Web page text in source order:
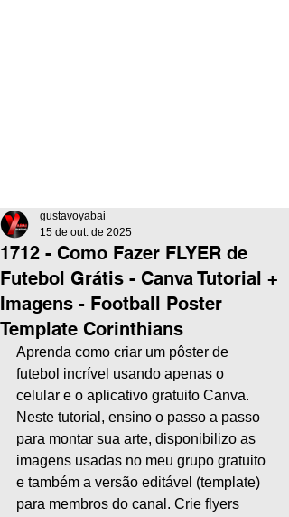
1712 - Como Fazer FLYER de
Futebol Grátis - Canva Tutorial +
Imagens - Football Poster
Template Corinthians
gustavoyabai
15 de out. de 2025
Aprenda como criar um pôster de
futebol incrível usando apenas o
celular e o aplicativo gratuito Canva.
Neste tutorial, ensino o passo a passo
para montar sua arte, disponibilizo as
imagens usadas no meu grupo gratuito
e também a versão editável (template)
para membros do canal. Crie flyers